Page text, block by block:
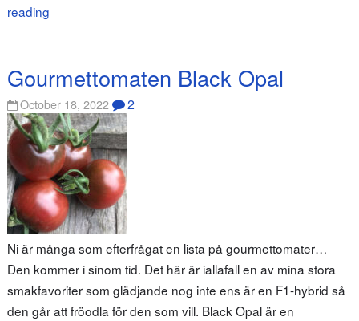
reading
Gourmettomaten Black Opal
October 18, 2022 2
Ni är många som efterfrågat en lista på gourmettomater…
Den kommer i sinom tid. Det här är iallafall en av mina stora
smakfavoriter som glädjande nog inte ens är en F1-hybrid så
den går att fröodla för den som vill. Black Opal är en